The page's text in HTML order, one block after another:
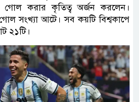
গোল করার কৃতিত্ব অর্জন করলেন।
সংখ্যা আটে। সব কয়টি বিশ্বকাপে
২১টি।